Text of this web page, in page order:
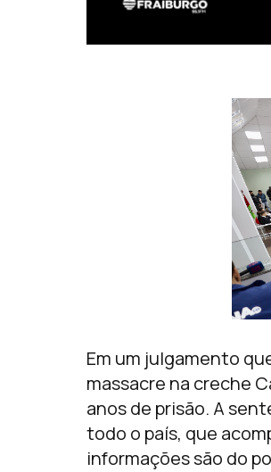
Em um julgamento
massacre na creche
anos de prisão. A
todo o país, que
informações são do